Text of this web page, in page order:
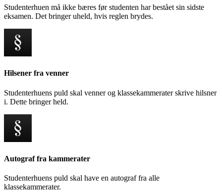
Studenterhuen må ikke bæres før studenten har bestået sin sidste
eksamen. Det bringer uheld, hvis reglen brydes.
Hilsener fra venner
Studenterhuens puld skal venner og klassekammerater skrive hilsner
i. Dette bringer held.
Autograf fra kammerater
Studenterhuens puld skal have en autograf fra alle
klassekammerater.